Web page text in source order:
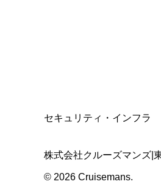
セキュリティ・インフラ
株式会社クルーズマンズ
© 2026 Cruisemans.